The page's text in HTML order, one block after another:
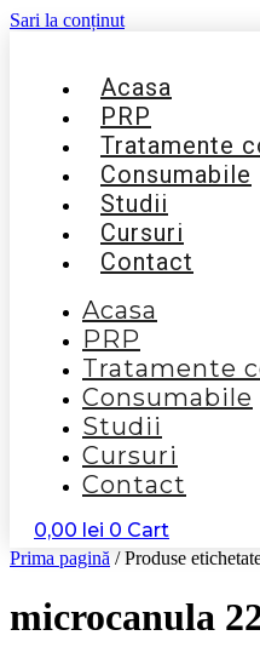
Sari la conținut
Acasa
PRP
Tratamente
Consumabile
Studii
Cursuri
Contact
Acasa
PRP
Tratamente
Consumabile
Studii
Cursuri
Contact
0,00 lei 0 Cart
Prima pagină / Produse
microcanula